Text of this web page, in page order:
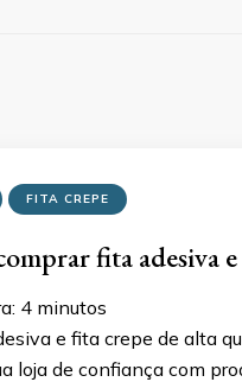
FITA CREPE
fita adesiva
4 minutos
e fita crepe de alta
loja de confiança com